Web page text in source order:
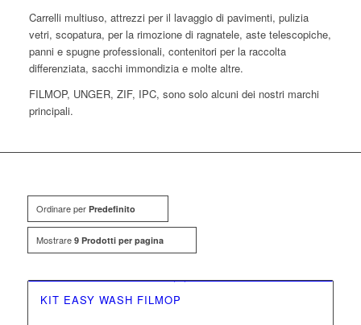
Carrelli multiuso, attrezzi per il lavaggio di pavimenti, pulizia
vetri, scopatura, per la rimozione di ragnatele, aste telescopiche,
panni e spugne professionali, contenitori per la raccolta
differenziata, sacchi immondizia e molte altre.
FILMOP, UNGER, ZIF, IPC, sono solo alcuni dei nostri marchi
principali.
Ordinare per Predefinito
Mostrare 9 Prodotti per pagina
KIT EASY WASH FILMOP